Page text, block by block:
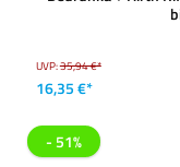
UVP:35,94 €*
16,35 €*
- 51%